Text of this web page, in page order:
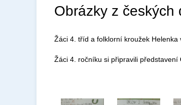
Obrázky z českých
Žáci 4. tříd a folklorní kroužek
Žáci 4. ročníku si připravili představení